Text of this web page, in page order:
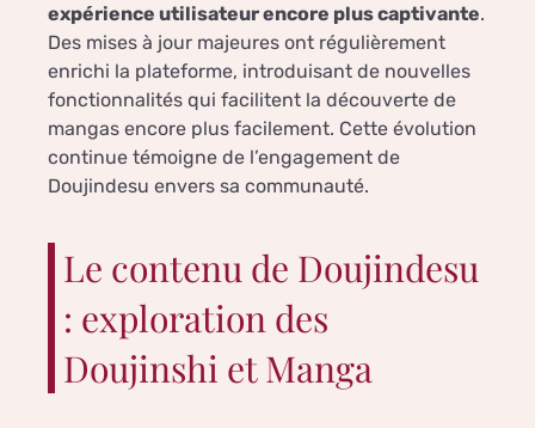
expérience utilisateur encore plus captivante.
Des mises à jour majeures ont régulièrement
enrichi la plateforme, introduisant de nouvelles
fonctionnalités qui facilitent la découverte de
mangas encore plus facilement. Cette évolution
continue témoigne de l’engagement de
Doujindesu envers sa communauté.
Le contenu de Doujindesu
: exploration des
Doujinshi et Manga